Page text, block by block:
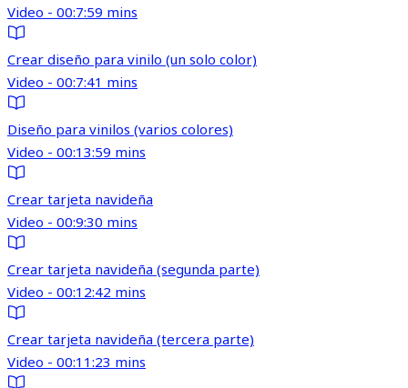
Video - 00:7:59 mins
Crear diseño para vinilo (un solo color)
Video - 00:7:41 mins
Diseño para vinilos (varios colores)
Video - 00:13:59 mins
Crear tarjeta navideña
Video - 00:9:30 mins
Crear tarjeta navideña (segunda parte)
Video - 00:12:42 mins
Crear tarjeta navideña (tercera parte)
Video - 00:11:23 mins